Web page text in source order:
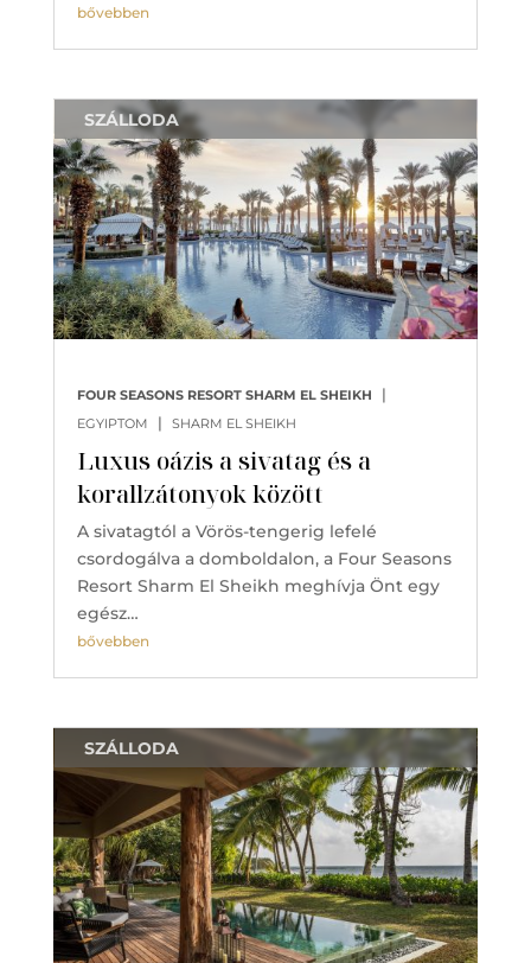
bővebben
Luxus oázis a sivatag és a
korallzátonyok között
FOUR SEASONS RESORT SHARM EL SHEIKH |
EGYIPTOM | SHARM EL SHEIKH
SZÁLLODA
A sivatagtól a Vörös-tengerig lefelé
csordogálva a domboldalon, a Four Seasons
Resort Sharm El Sheikh meghívja Önt egy
egész…
bővebben
SZÁLLODA